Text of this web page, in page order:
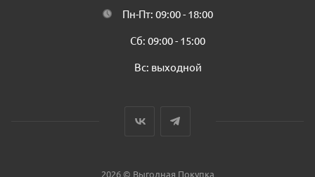
Пн-Пт: 09:00 - 18:00
Сб: 09:00 - 15:00
Вс: выходной
2026 © Выгодная Покупка